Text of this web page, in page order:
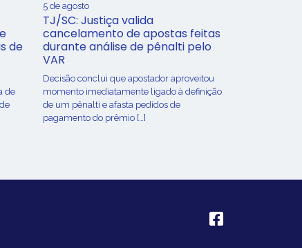
de
de
5 de agosto
TJ/SC: Justiça valida
cancelamento de apostas feitas
durante análise de pênalti pelo
VAR
Decisão conclui que apostador aproveitou
momento imediatamente ligado à definição
de um pênalti e afasta pedidos de
pagamento do prêmio […]